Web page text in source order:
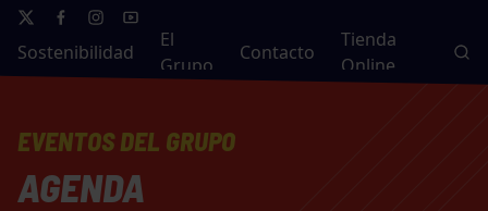
Sostenibilidad
El
Grupo
Contacto
Tienda
Online
EVENTOS DEL GRUPO
AGENDA